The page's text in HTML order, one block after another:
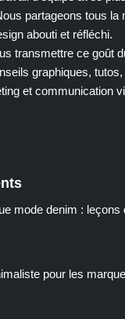
partageons tous la
abouti et réfléchi.
transmettre ce goût
graphiques,
et communication
mode denim : leçons
pour les